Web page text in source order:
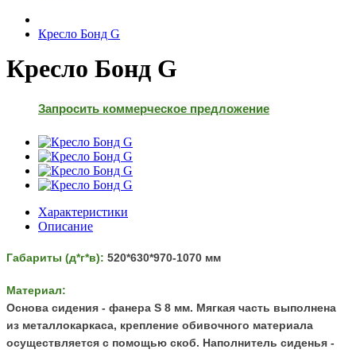
Кресло Бонд G
Кресло Бонд G
Запросить коммерческое предложение
Характеристики
Описание
Габариты (д*г*в): 520*630*970-1070 мм
Материал:
Основа сидения - фанера S 8 мм. Мягкая часть выполнена
из металлокаркаса, крепление обивочного материала
осуществляется с помощью скоб. Наполнитель сиденья -